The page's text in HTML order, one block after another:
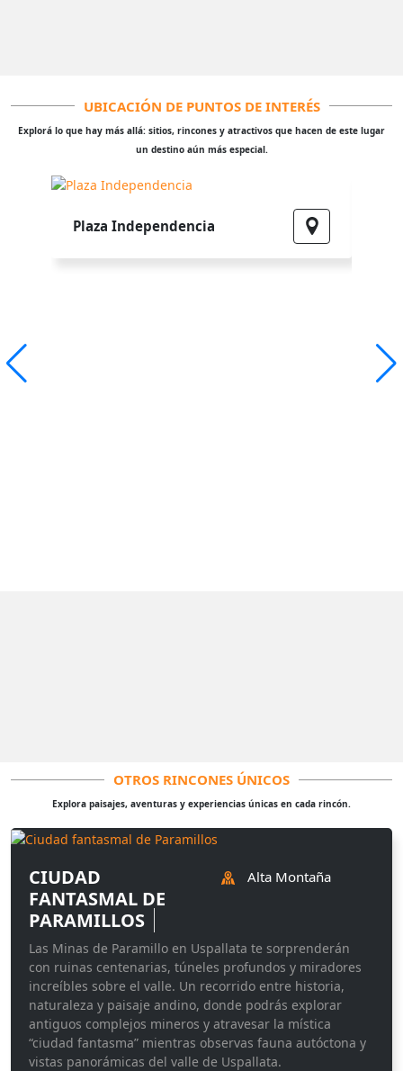
UBICACIÓN DE PUNTOS DE INTERÉS
Explorá lo que hay más allá: sitios, rincones y atractivos que hacen de este lugar
un destino aún más especial.
Plaza Independencia
OTROS RINCONES ÚNICOS
Explora paisajes, aventuras y experiencias únicas en cada rincón.
CIUDAD
FANTASMAL DE
PARAMILLOS
Alta Montaña
Las Minas de Paramillo en Uspallata te sorprenderán
con ruinas centenarias, túneles profundos y miradores
increíbles sobre el valle. Un recorrido entre historia,
naturaleza y paisaje andino, donde podrás explorar
antiguos complejos mineros y atravesar la mística
“ciudad fantasma” mientras observas fauna autóctona y
vistas panorámicas del valle de Uspallata.